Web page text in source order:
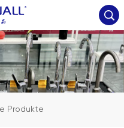
Produkte